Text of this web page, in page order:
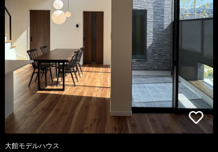
大館モデルハウス